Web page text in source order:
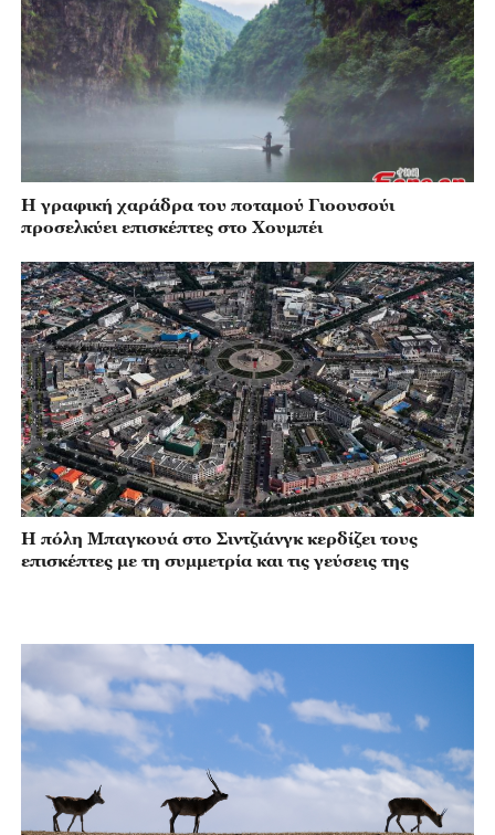
Η γραφική χαράδρα του ποταμού Γιοουσούι
προσελκύει επισκέπτες στο Χουμπέι
Η πόλη Μπαγκουά στο Σιντζιάνγκ κερδίζει τους
επισκέπτες με τη συμμετρία και τις γεύσεις της